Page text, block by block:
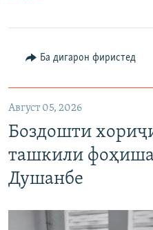
Ба дигарон фиристед
Август 05, 2026
Боздошти
ташкили
Душанбе